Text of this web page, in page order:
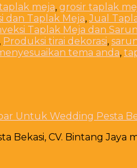
meja, grosir taplak
dan Taplak Meja,Jual
Taplak Meja dan
, Produksi tirai dekorasi,
tema anda,
Untuk Wedding Pesta
Bekasi, CV. Bintang